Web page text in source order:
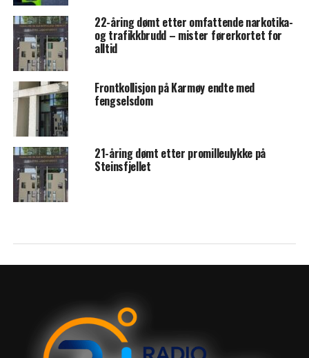
22-åring dømt etter omfattende narkotika-
og trafikkbrudd – mister førerkortet for
alltid
Frontkollisjon på Karmøy endte med
fengselsdom
21-åring dømt etter promilleulykke på
Steinsfjellet